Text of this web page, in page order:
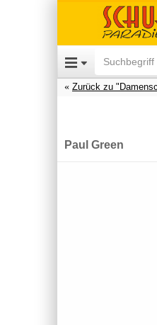
Zurück zu
Paul Green